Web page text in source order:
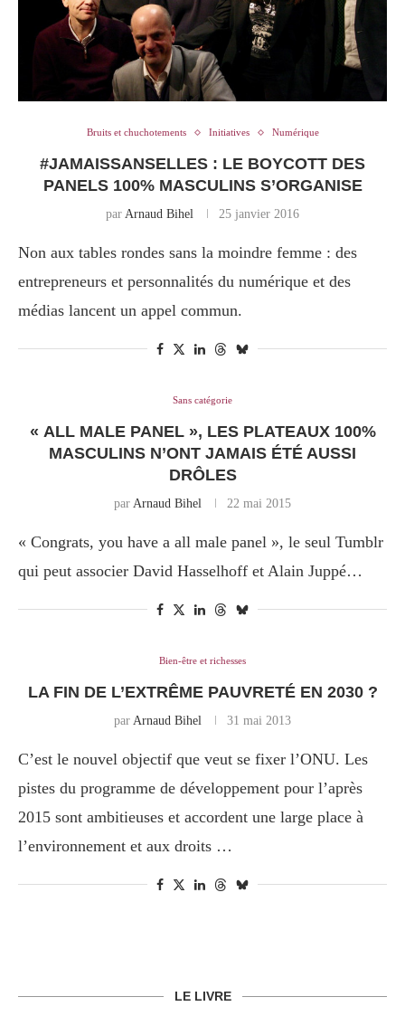
Bruits et chuchotements Initiatives Numérique
#JAMAISSANSELLES : LE BOYCOTT DES
PANELS 100% MASCULINS S’ORGANISE
par Arnaud Bihel 25 janvier 2016
Non aux tables rondes sans la moindre femme : des
entrepreneurs et personnalités du numérique et des
médias lancent un appel commun.
Sans catégorie
« ALL MALE PANEL », LES PLATEAUX 100%
MASCULINS N’ONT JAMAIS ÉTÉ AUSSI
DRÔLES
par Arnaud Bihel 22 mai 2015
« Congrats, you have a all male panel », le seul Tumblr
qui peut associer David Hasselhoff et Alain Juppé…
Bien-être et richesses
LA FIN DE L’EXTRÊME PAUVRETÉ EN 2030 ?
par Arnaud Bihel 31 mai 2013
C’est le nouvel objectif que veut se fixer l’ONU. Les
pistes du programme de développement pour l’après
2015 sont ambitieuses et accordent une large place à
l’environnement et aux droits …
LE LIVRE